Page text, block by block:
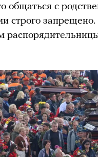
общаться с
строго